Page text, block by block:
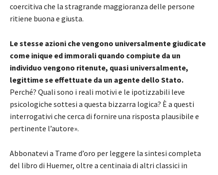
coercitiva che la stragrande maggioranza delle persone
ritiene buona e giusta.
Le stesse azioni che vengono universalmente giudicate
come inique ed immorali quando compiute da un
individuo vengono ritenute, quasi universalmente,
legittime se effettuate da un agente dello Stato.
Perché? Quali sono i reali motivi e le ipotizzabili leve
psicologiche sottesi a questa bizzarra logica? È a questi
interrogativi che cerca di fornire una risposta plausibile e
pertinente l’autore».
Abbonatevi a Trame d’oro per leggere la sintesi completa
del libro di Huemer, oltre a centinaia di altri classici in